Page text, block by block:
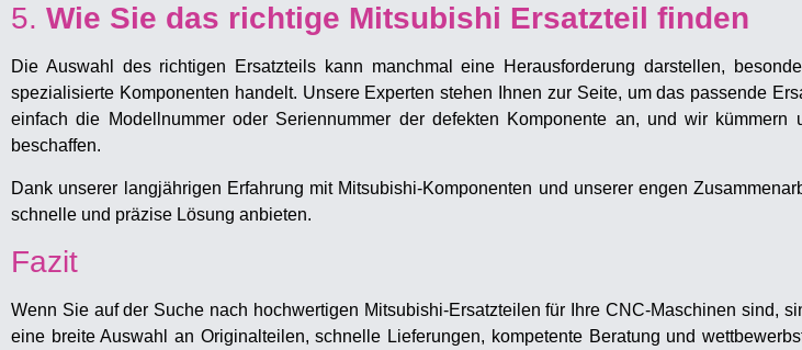
5. Wie Sie das richtige Mitsubishi Ersatzteil finden
Die Auswahl des richtigen Ersatzteils kann manchmal eine Herausforderung darstellen,
spezialisierte Komponenten handelt. Unsere Experten stehen Ihnen zur Seite, um das passende
einfach die Modellnummer oder Seriennummer der defekten Komponente an, und wir
beschaffen.
Dank unserer langjährigen Erfahrung mit Mitsubishi-Komponenten und unserer engen
schnelle und präzise Lösung anbieten.
Fazit
Wenn Sie auf der Suche nach hochwertigen Mitsubishi-Ersatzteilen für Ihre CNC-Maschinen sind,
eine breite Auswahl an Originalteilen, schnelle Lieferungen, kompetente Beratung und